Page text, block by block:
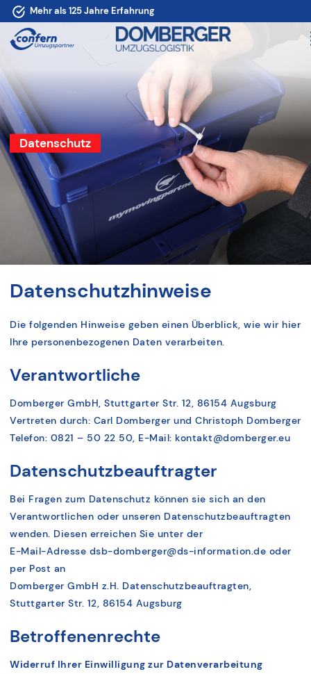
Mehr als 125 Jahre Erfahrung
Wir arbeiten klimafreundlich
Datenschutz
Datenschutzhinweise
Die folgenden Hinweise geben einen Überblick, wie wir hier
Ihre personenbezogenen Daten verarbeiten.
Verantwortliche
Domberger GmbH, Stuttgarter Str. 12, 86154 Augsburg
Vertreten durch: Carl Domberger und Christoph Domberger
Telefon: 0821 – 50 22 50, E-Mail: kontakt@domberger.eu
Datenschutzbeauftragter
Bei Fragen zum Datenschutz können sie sich an den
Verantwortlichen oder unseren Datenschutzbeauftragten
wenden. Diesen erreichen Sie unter der
E-Mail-Adresse dsb-domberger@ds-information.de oder
per Post an
Domberger GmbH z.H. Datenschutzbeauftragten,
Stuttgarter Str. 12, 86154 Augsburg
Betroffenenrechte
Widerruf Ihrer Einwilligung zur Datenverarbeitung